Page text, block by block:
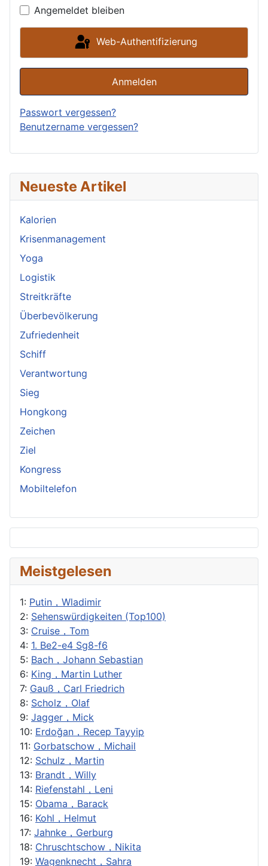
Neueste Artikel
Kalorien
Krisenmanagement
Yoga
Logistik
Streitkräfte
Überbevölkerung
Zufriedenheit
Schiff
Verantwortung
Sieg
Hongkong
Zeichen
Ziel
Kongress
Mobiltelefon
Meistgelesen
1: Putin，Wladimir
2: Sehenswürdigkeiten (Top100)
3: Cruise，Tom
4: 1. Be2-e4 Sg8-f6
5: Bach，Johann Sebastian
6: King，Martin Luther
7: Gauß，Carl Friedrich
8: Scholz，Olaf
9: Jagger，Mick
10: Erdoğan，Recep Tayyip
11: Gorbatschow，Michail
12: Schulz，Martin
13: Brandt，Willy
14: Riefenstahl，Leni
15: Obama，Barack
16: Kohl，Helmut
17: Jahnke，Gerburg
18: Chruschtschow，Nikita
19: Wagenknecht，Sahra
Angemeldet bleiben
Web-Authentifizierung
Anmelden
Passwort vergessen?
Benutzername vergessen?